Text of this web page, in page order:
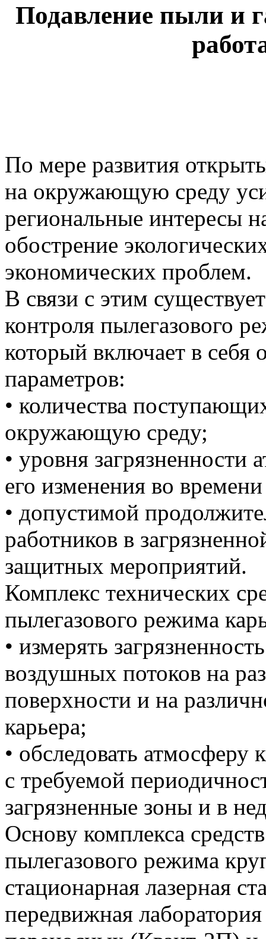
Подавление пыли и
По мере развития
на окружающую среду
региональные интересы
обострение
экономических проблем.
В связи с этим
контроля пылегазового
который включает в себя
параметров:
• количества
окружающую среду;
• уровня
его изменения во
• допустимой
работников в
защитных мероприятий.
Комплекс технических
пылегазового режима
• измерять
воздушных потоков на
поверхности и на
карьера;
• обследовать
с требуемой
загрязненные зоны и в
Основу комплекса
пылегазового режима
стационарная лазерная
передвижная